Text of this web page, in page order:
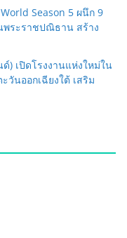
Season 5 ผนึก 9
พระราชปณิธาน สร้าง
) เปิดโรงงานแห่งใหม่ใน
วันออกเฉียงใต้ เสริม